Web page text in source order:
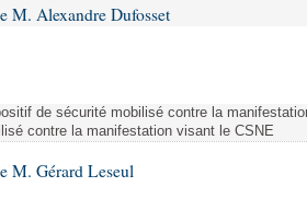
M. Alexandre Dufosset
de sécurité mobilisé contre la
contre la manifestation visant le CSNE
M. Gérard Leseul